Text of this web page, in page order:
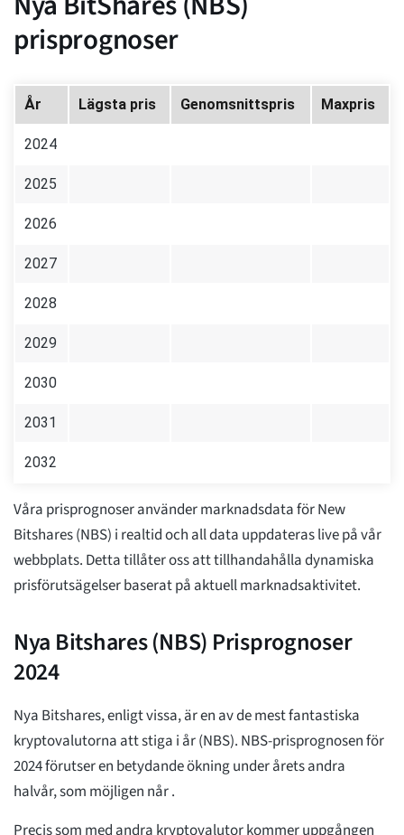
prisprognoser
År Lägsta pris Genomsnittspris Maxpris
2024
2025
2026
2027
2028
2029
2030
2031
2032
Våra prisprognoser använder marknadsdata för New
Bitshares (NBS) i realtid och all data uppdateras live på vår
webbplats. Detta tillåter oss att tillhandahålla dynamiska
prisförutsägelser baserat på aktuell marknadsaktivitet.
Nya Bitshares (NBS) Prisprognoser
2024
Nya Bitshares, enligt vissa, är en av de mest fantastiska
kryptovalutorna att stiga i år (NBS). NBS-prisprognosen för
2024 förutser en betydande ökning under årets andra
halvår, som möjligen når.
Precis som med andra kryptovalutor kommer uppgången